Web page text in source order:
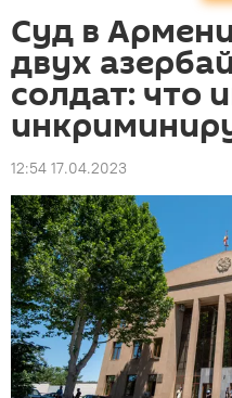
Суд в
двух
солдат: что
12:54 17.04.2023